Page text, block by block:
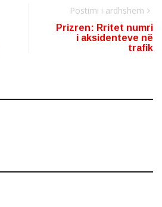
Postimi i ardhshëm
Prizren: Rritet numri
i aksidenteve në
trafik